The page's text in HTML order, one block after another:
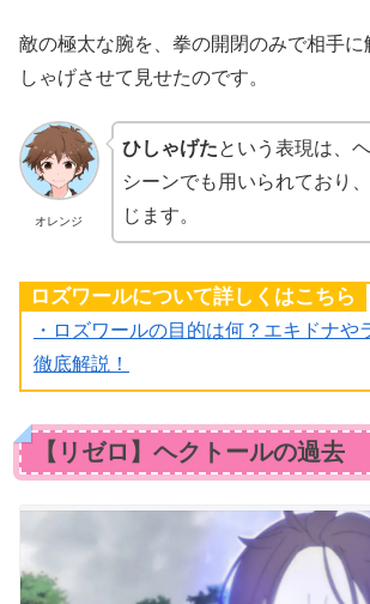
敵の極太な腕を、拳の開閉のみで相手に
しゃげさせて見せたのです。
オレンジ
ひしゃげたという表現は、
シーンでも用いられており
じます。
ロズワールについて詳しくはこちら
・ロズワールの目的は何？エキドナや
徹底解説！
【リゼロ】ヘクトールの過去